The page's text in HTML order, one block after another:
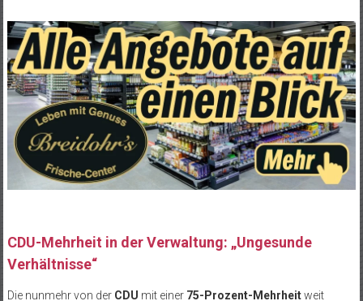
CDU-Mehrheit in der Verwaltung: „Ungesunde
Verhältnisse“
Die nunmehr von der CDU mit einer 75-Prozent-Mehrheitweit